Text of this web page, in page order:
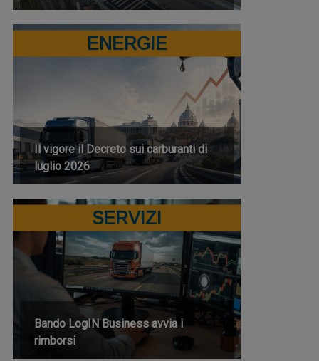
ENERGIE
Il vigore il Decreto sui carburanti di
luglio 2026
SERVIZI
Bando LogIN Business avvia i
rimborsi